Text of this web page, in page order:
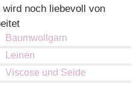
noch liebevoll von
Baumwollgarn
Leinen
Viscose und Seide